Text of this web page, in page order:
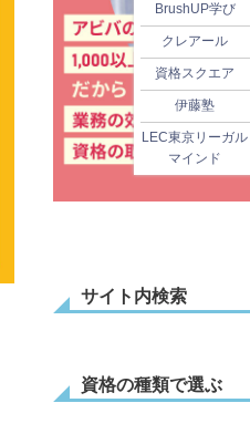
BrushUP学び
クレアール
資格スクエア
伊藤塾
LEC東京リーガル
マインド
サイト内検索
資格の種類で選ぶ